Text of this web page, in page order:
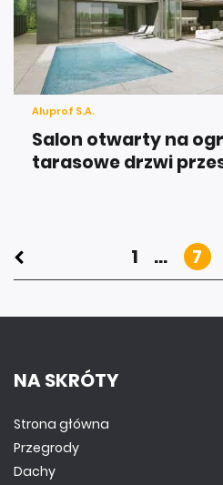
Aluprof S.A.
Salon otwarty na
tarasowe drzwi
1 ... 7
NA SKRÓTY
Strona główna
Przegrody
Dachy